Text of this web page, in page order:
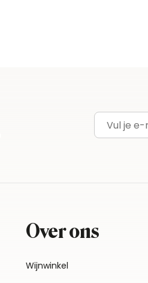
E-mailadres
Over ons
Wijnwinkel